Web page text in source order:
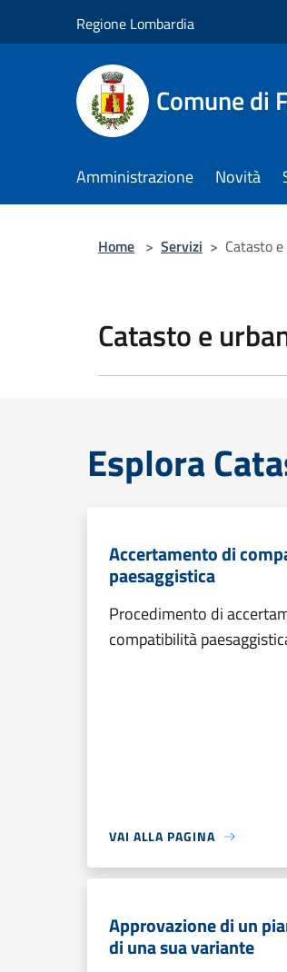
Regione Lombardia
Comune di
Amministrazione Novità
Home > Servizi > Catasto
Catasto e
Esplora
Accertamento di
paesaggistica
Procedimento di
compatibilità
VAI ALLA PAGINA
Approvazione di un
di una sua variante